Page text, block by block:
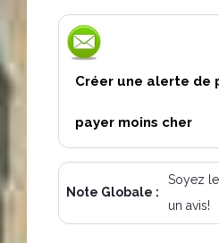
Créer une alerte de
payer moins cher
Note Globale :
Soyez
un avis!